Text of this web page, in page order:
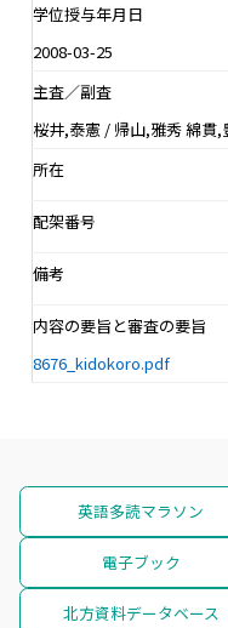
学位授与年月日
2008-03-25
主査／副査
桜井,泰憲 / 帰山,雅秀 綿貫,
所在
配架番号
備考
内容の要旨と審査の要旨
8676_kidokoro.pdf
英語多読マラソン
電子ブック
北方資料データベース